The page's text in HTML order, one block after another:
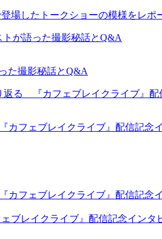
場したトークショーの模様をレポ
た撮影秘話とQ&A
フェブレイクライブ』配信記念
フェブレイクライブ』配信記念
ブレイクライブ』配信記念インタ